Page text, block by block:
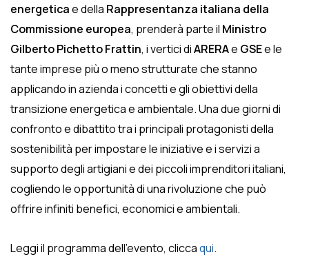
energeticae della Rappresentanza italiana della
Commissione europea, prenderà parte il Ministro
Gilberto Pichetto Frattin, i vertici diARERAe GSEe le
tante imprese più o meno strutturate che stanno
applicando in azienda i concetti e gli obiettivi della
transizione energetica e ambientale. Una due giorni di
confronto e dibattito tra i principali protagonisti della
sostenibilità per impostare le iniziative e i servizi a
supporto degli artigiani e dei piccoli imprenditori italiani,
cogliendo le opportunità di una rivoluzione che può
offrire infiniti benefici, economici e ambientali.
Leggi il programma dell’evento, cliccaqui.